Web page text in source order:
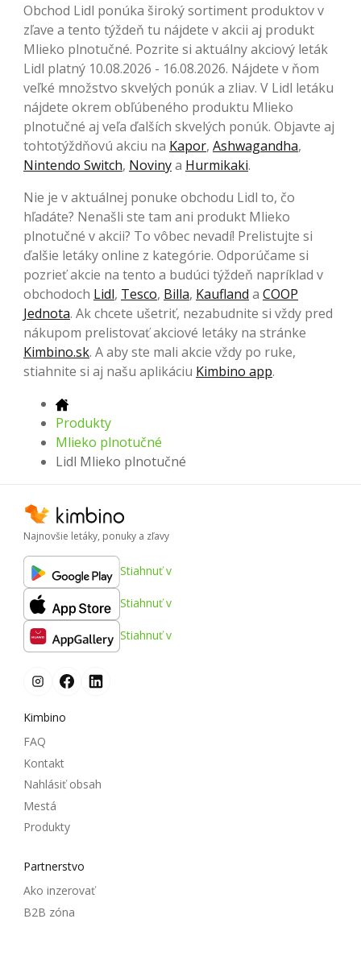
Obchod Lidl ponúka široký sortiment produktov v
zľave a tento týždeň tu nájdete v akcii aj produkt
Mlieko plnotučné. Pozrite si aktuálny akciový leták
Lidl platný 10.08.2026 - 16.08.2026. Nájdete v ňom
veľké množstvo skvelých ponúk a zliav. V Lidl letáku
nájdete okrem obľúbeného produktu Mlieko
plnotučné aj veľa ďalších skvelých ponúk. Objavte aj
tohtotýždňovú akciu na Kapor, Ashwagandha,
Nintendo Switch, Novinya Hurmikaki.
Nie je v aktuálnej ponuke obchodu Lidl to, čo
hľadáte? Nenašli ste tam ani produkt Mlieko
plnotučné v akcii? To vôbec nevadí! Prelistujte si
ďalšie letáky online z kategórie. Odporúčame si
pozrieť akcie na tento a budúci týždeň napríklad v
obchodoch Lidl, Tesco, Billa, Kaufland a COOP
Jednota. Ak chcete ušetriť, nezabudnite si vždy pred
nákupom prelistovať akciové letáky na stránke
Kimbino.sk. A aby ste mali akcie vždy po ruke,
stiahnite si aj našu aplikáciu Kimbino app.
Produkty
Mlieko plnotučné
Lidl Mlieko plnotučné
Najnovšie letáky, ponuky a zľavy
Stiahnuť v
Stiahnuť v
Stiahnuť v
Kimbino
FAQ
Kontakt
Nahlásiť obsah
Mestá
Produkty
Partnerstvo
Ako inzerovať
B2B zóna